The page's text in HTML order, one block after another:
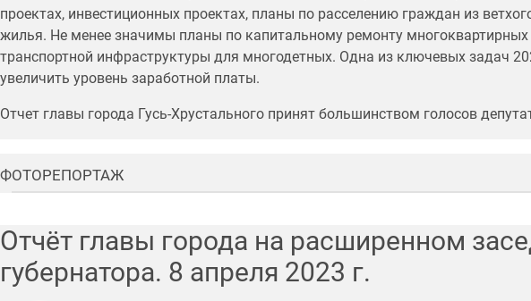
проектах, инвестиционных проектах, планы по расселению граждан из
жилья. Не менее значимы планы по капитальному ремонту многоквартирных
транспортной инфраструктуры для многодетных. Одна из ключевых задач
увеличить уровень заработной платы.
Отчет главы города Гусь-Хрустального принят большинством голосов
ФОТОРЕПОРТАЖ
Отчёт главы города на расширенном
губернатора. 8 апреля 2023 г.